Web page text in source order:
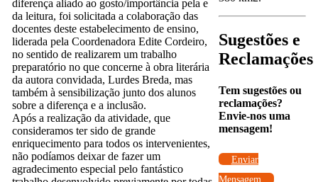
diferença aliado ao gosto/importância pela e
da leitura, foi solicitada a colaboração das
docentes deste estabelecimento de ensino,
liderada pela Coordenadora Edite Cordeiro,
no sentido de realizarem um trabalho
preparatório no que concerne à obra literária
da autora convidada, Lurdes Breda, mas
também à sensibilização junto dos alunos
sobre a diferença e a inclusão.
Após a realização da atividade, que
consideramos ter sido de grande
enriquecimento para todos os intervenientes,
não podíamos deixar de fazer um
agradecimento especial pelo fantástico
Sugestões e
Reclamações
Tem sugestões ou
reclamações?
Envie-nos uma
mensagem!
Enviar
Mensagem